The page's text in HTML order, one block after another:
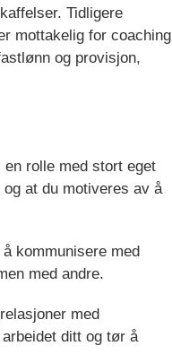
Tidligere
mottakelig for coaching
og provisjon,
rolle med stort eget
at du motiveres av å
kommunisere med
med andre.
med
ditt og tør å